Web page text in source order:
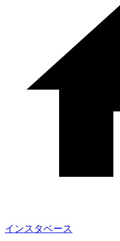
インスタベース